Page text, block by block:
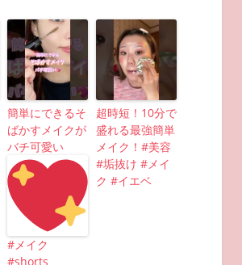
簡単にできるそ
ばかすメイクが
バチ可愛い
#メイク
#shorts
超時短！10分で
盛れる最強簡単
メイク！#美容
#垢抜け #メイ
ク #イエベ